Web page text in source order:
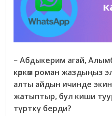
– Абдыкерим агай,
көркөм роман жаздыңыз
алты айдын ичинде
жатыптыр, бул киши
түрткү берди?